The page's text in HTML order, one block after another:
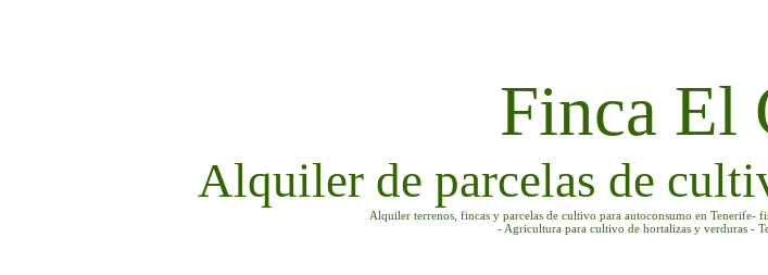
Finca El
Alquiler de parcelas de
Alquiler terrenos, fincas y parcelas de cultivo para autoconsumo en Tenerife-
- Agricultura para cultivo de hortalizas y verduras -